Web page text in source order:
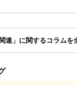
関連」に関するコラムを